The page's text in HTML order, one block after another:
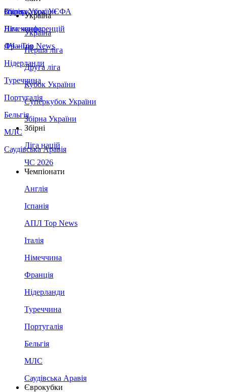
Збірна України
Італія
Німеччина
Франція
Нідерланди
Туреччина
Португалія
Бельгія
МЛС
Саудівська Аравія
Суперкубок УЄФА
Ліга конференцій
ЛЧ - Top News
Україна
Україна
Перша ліга
Друга ліга
Кубок України
Суперкубок України
Збірна України
Збірні
Ліга націй
ЧС 2026
Чемпіонати
Англія
Іспанія
АПЛ Top News
Італія
Німеччина
Франція
Нідерланди
Туреччина
Португалія
Бельгія
МЛС
Саудівська Аравія
Єврокубки